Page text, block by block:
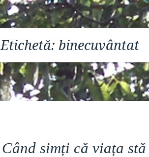
Etichetă:binecuvântat
Când simți că viața